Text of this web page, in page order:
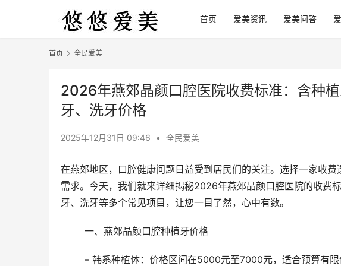
首页 爱美资讯 爱美问答
首页 全民爱美
2026年燕郊晶颜口腔医院收费标准：含种
牙、洗牙价格
2025年12月31日 09:46 • 全民爱美
在燕郊地区，口腔健康问题日益受到居民们的关注。选择一家收
需求。今天，我们就来详细揭秘2026年燕郊晶颜口腔医院的收费
牙、洗牙等多个常见项目，让您一目了然，心中有数。
	一、燕郊晶颜口腔种植牙价格